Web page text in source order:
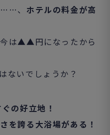
、 ホテルの料金が高
は▲▲円になったから
ないでしょうか？
の好立地！
を誇る大浴場がある！